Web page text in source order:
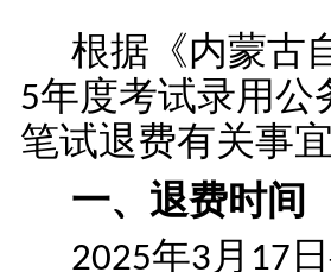
根据《内蒙古
5年度考试录用公
笔试退费有关事
一、 退费时间
2025年3 月 17